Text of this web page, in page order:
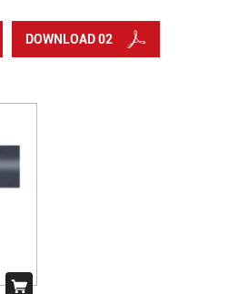
DOWNLOAD 02